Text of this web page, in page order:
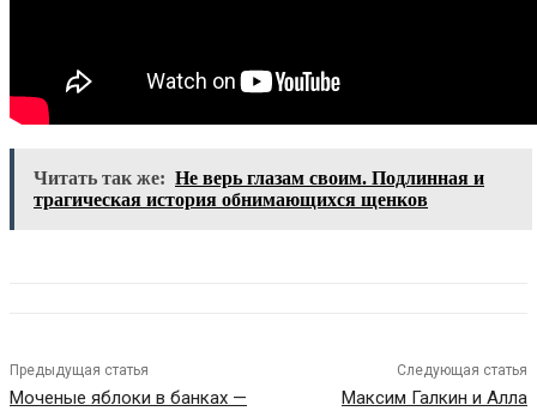
Читать так же: Не верь глазам своим. Подлинная и
трагическая история обнимающихся щенков
Предыдущая статья
Моченые яблоки в банках —
Следующая статья
Максим Галкин и Алла